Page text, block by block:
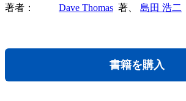
著者 Dave Thomas 著、 島田 浩二
書籍を購入